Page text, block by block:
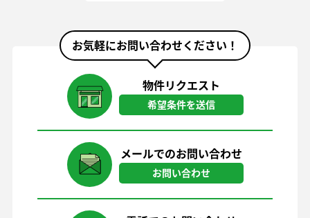
お気軽にお問い合わせください！
物件リクエスト
希望条件を送信
メールでのお問い合わせ
お問い合わせ